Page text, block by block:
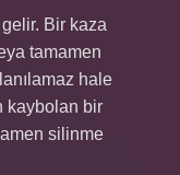
Bir kaza
tamamen
hale
kaybolan bir
silinme